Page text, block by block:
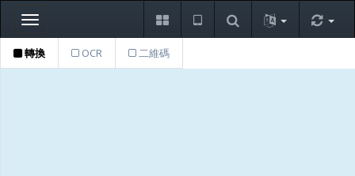
Toggle
navigation
轉換 OCR 二維碼